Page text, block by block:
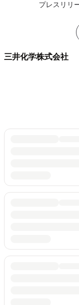
プレスリリ
三井化学株式会社